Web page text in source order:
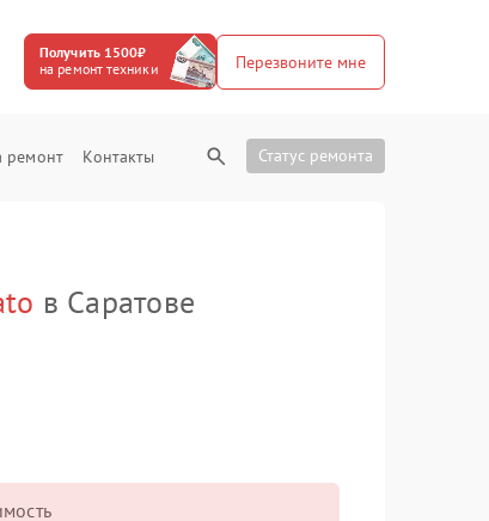
Получить 1500₽
на ремонт техники
Перезвоните мне
ремонт Контакты Статус ремонта
в Саратове